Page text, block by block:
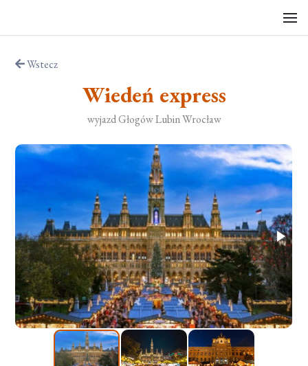
Wstecz
Wiedeń express
wyjazd Głogów Lubin Wrocław